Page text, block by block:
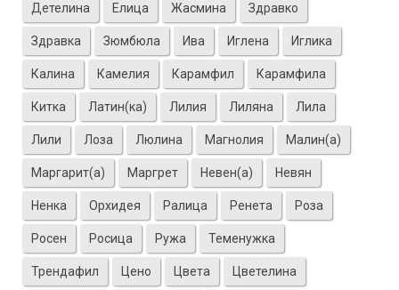
Детелина Елица Жасмина Здравко
Здравка Зюмбюла Ива Иглена Иглика
Калина Камелия Карамфил Карамфила
Китка Латин(ка) Лилия Лиляна Лила
Лили Лоза Люлина Магнолия Малин(а)
Маргарит(а) Маргрет Невен(а) Невян
Ненка Орхидея Ралица Ренета Роза
Росен Росица Ружа Теменужка
Трендафил Цено Цвета Цветелина